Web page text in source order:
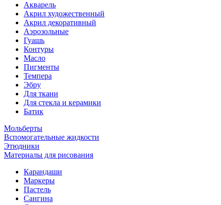
Акварель
Акрил художественный
Акрил декоративный
Аэрозольные
Гуашь
Контуры
Масло
Пигменты
Темпера
Эбру
Для ткани
Для стекла и керамики
Батик
Мольберты
Вспомогательные жидкости
Этюдники
Материалы для рисования
Карандаши
Маркеры
Пастель
Сангина